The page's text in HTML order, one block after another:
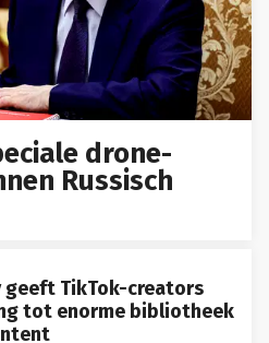
drone-
Russisch
geeft TikTok-creators
tot enorme bibliotheek